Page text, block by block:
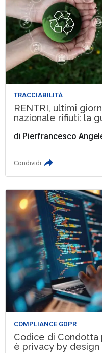
TRACCIABILITÀ
RENTRI, ultimi
nazionale rifiuti: la
di Pierfrancesco
Condividi
COMPLIANCE GDPR
Codice di
è privacy by design